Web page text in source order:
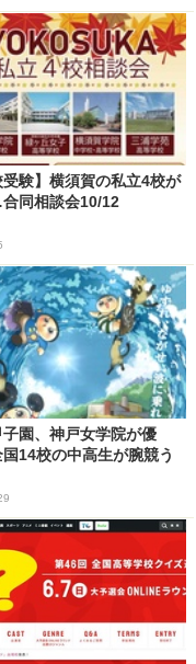
受験】横須賀の私立4校が
同相談会10/12
園、神戸女学院が優
14校の中高生が腕競う